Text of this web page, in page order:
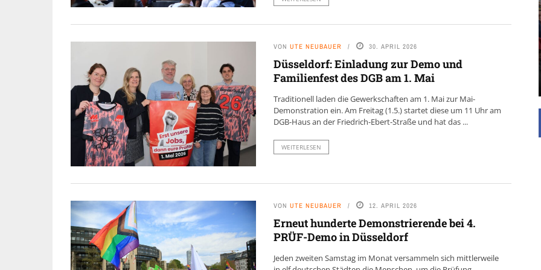
VON UTE NEUBAUER 30. APRIL 2026
Düsseldorf: Einladung zur Demo und
Familienfest des DGB am 1. Mai
Traditionell laden die Gewerkschaften am 1. Mai zur Mai-
Demonstration ein. Am Freitag (1.5.) startet diese um 11 Uhr am
DGB-Haus an der Friedrich-Ebert-Straße und hat das ...
WEITERLESEN
VON UTE NEUBAUER 12. APRIL 2026
Erneut hunderte Demonstrierende bei 4.
PRÜF-Demo in Düsseldorf
Jeden zweiten Samstag im Monat versammeln sich mittlerweile
Werkshallen des Industriezeitalters. Die Basis für
mit rustikalen Elementen und großen
Fensterflächen. Wie so vieles wurde ...